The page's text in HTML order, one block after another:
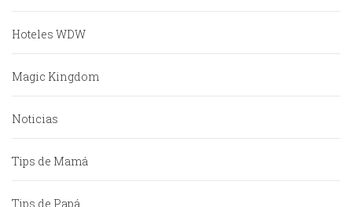
Hoteles WDW
Magic Kingdom
Noticias
Tips de Mamá
Tips de Papá